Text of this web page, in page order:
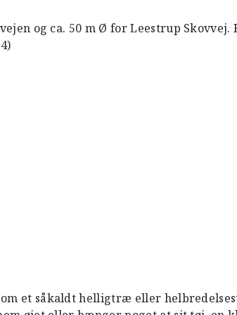
og ca. 50 m Ø for Leestrup Skovvej.
et såkaldt helligtræ eller